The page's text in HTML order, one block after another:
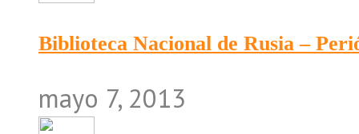
Biblioteca Nacional de Rusia –
mayo 7, 2013